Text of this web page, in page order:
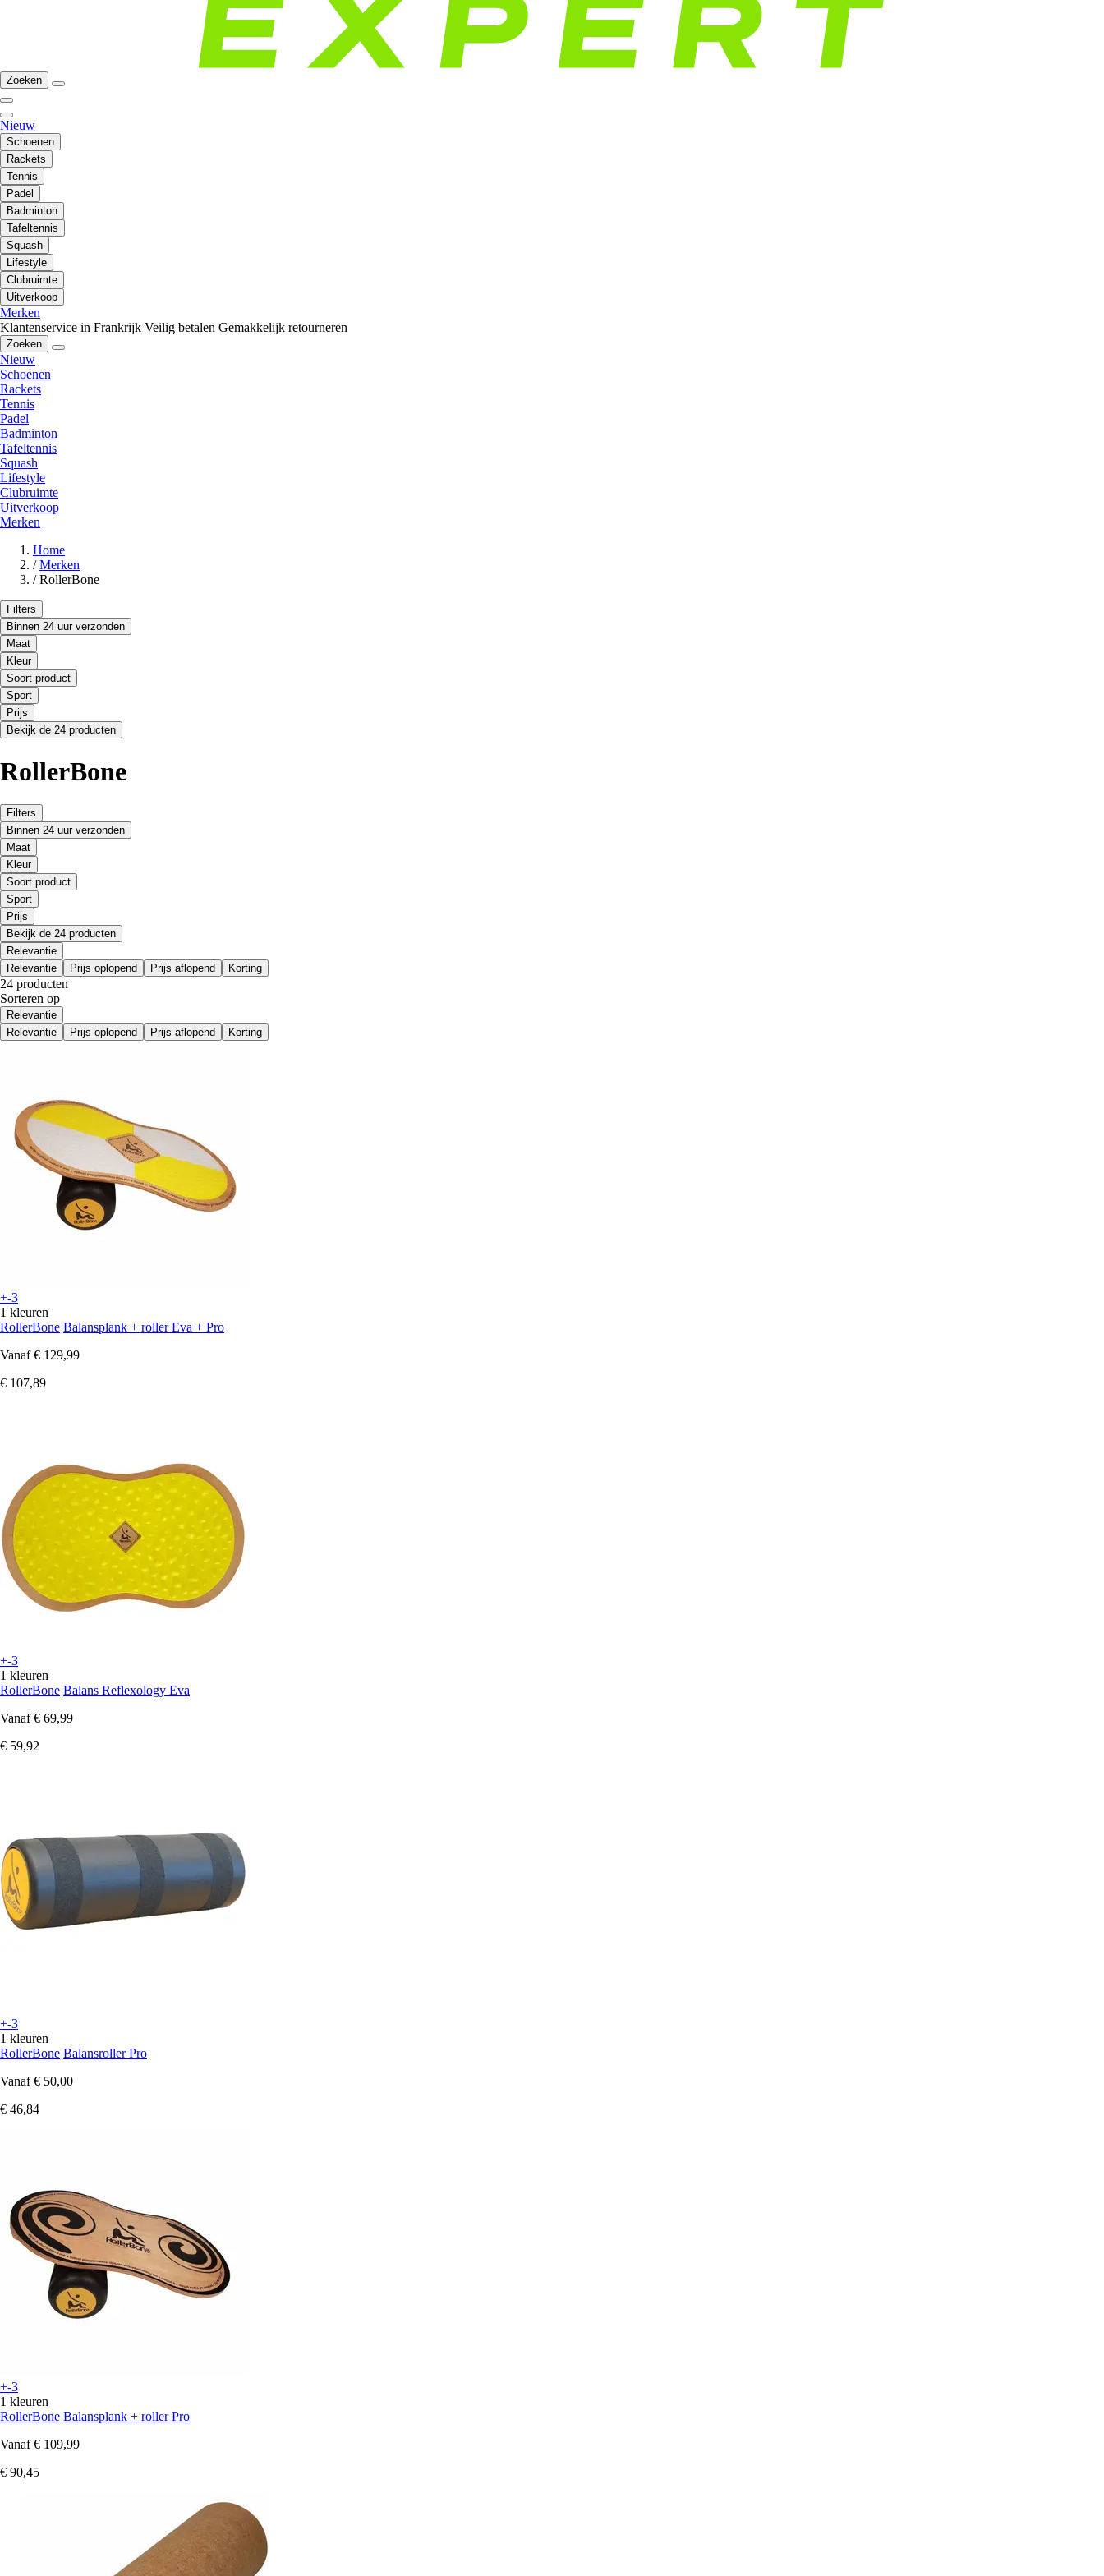
Zoeken
Nieuw
Schoenen
Rackets
Tennis
Padel
Badminton
Tafeltennis
Squash
Lifestyle
Clubruimte
Uitverkoop
Merken
Klantenservice in Frankrijk Veilig betalen Gemakkelijk retourneren
Zoeken
Nieuw
Schoenen
Rackets
Tennis
Padel
Badminton
Tafeltennis
Squash
Lifestyle
Clubruimte
Uitverkoop
Merken
Home
/ Merken
/ RollerBone
Filters
Binnen 24 uur verzonden
Maat
Kleur
Soort product
Sport
Prijs
Bekijk de 24 producten
RollerBone
Filters
Binnen 24 uur verzonden
Maat
Kleur
Soort product
Sport
Prijs
Bekijk de 24 producten
Relevantie
Relevantie
Prijs oplopend Prijs aflopend Korting
24 producten
Sorteren op
Relevantie
Relevantie
Prijs oplopend Prijs aflopend Korting
+-3
1 kleuren
RollerBone Balansplank + roller Eva + Pro
Vanaf € 129,99
€ 107,89
+-3
1 kleuren
RollerBone Balans Reflexology Eva
Vanaf € 69,99
€ 59,92
+-3
1 kleuren
RollerBone Balansroller Pro
Vanaf € 50,00
€ 46,84
+-3
1 kleuren
RollerBone Balansplank + roller Pro
Vanaf € 109,99
€ 90,45